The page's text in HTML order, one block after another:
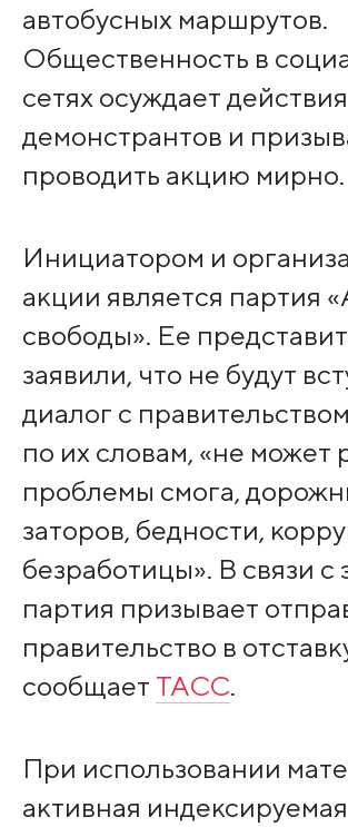
автобусных маршрутов.
Общественность в
сетях осуждает действия
демонстрантов и
проводить акцию мирно.
Инициатором и
акции является партия
свободы». Ее
заявили, что не будут
диалог с
по их словам, «не может
проблемы смога,
заторов, бедности,
безработицы». В связи с
партия призывает
правительство в
сообщает ТАСС.
При использовании
активная индексируемая